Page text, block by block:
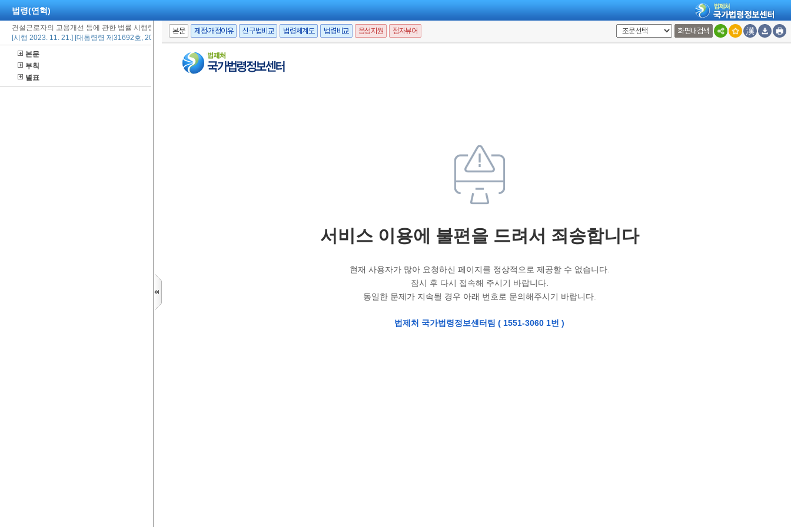
법령(연혁)
건설근로자의 고용개선 등에 관한 법률 시행령
[시행 2023. 11. 21.] [대통령령 제31692호, 2021. 5. 18., 일부개정]
본문
부칙
별표
본문 제정·개정이유 신구법비교 법령체계도 법령비교 음성지원 점자뷰어 화면내검색
서비스 이용에 불편을 드려서 죄송합니다
현재 사용자가 많아 요청하신 페이지를 정상적으로 제공할 수 없습니다.
잠시 후 다시 접속해 주시기 바랍니다.
동일한 문제가 지속될 경우 아래 번호로 문의해주시기 바랍니다.
법제처 국가법령정보센터팀 ( 1551-3060 1번 )